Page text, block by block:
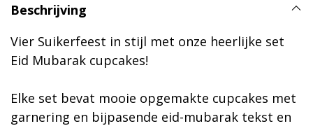
Beschrijving
Vier Suikerfeest in stijl met onze heerlijke set
Eid Mubarak cupcakes!
Elke set bevat mooie opgemakte cupcakes met
garnering en bijpasende eid-mubarak tekst en